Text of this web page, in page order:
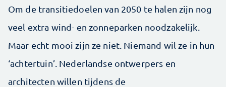
Om de transitiedoelen van 2050 te halen zijn nog
veel extra wind- en zonneparken noodzakelijk.
Maar echt mooi zijn ze niet. Niemand wil ze in hun
‘achtertuin’. Nederlandse ontwerpers en
architecten willen tijdens de